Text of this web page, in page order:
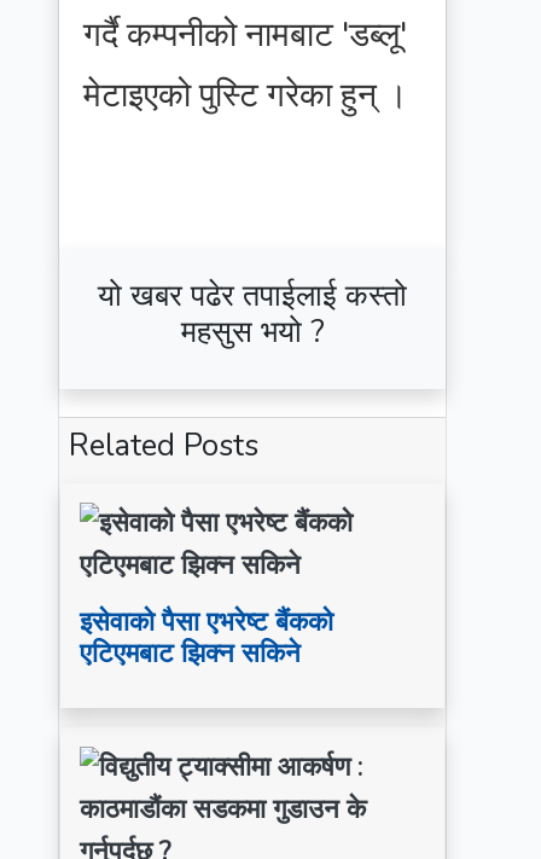
गर्दै कम्पनीको नामबाट 'डब्लू'
मेटाइएको पुस्टि गरेका हुन् ।
यो खबर पढेर तपाईलाई कस्तो
महसुस भयो ?
Related Posts
इसेवाको पैसा एभरेष्ट बैंकको
एटिएमबाट झिक्न सकिने